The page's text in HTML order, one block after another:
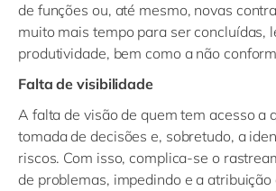
de funções ou, até mesmo, novas
muito mais tempo para ser concluídas,
produtividade, bem como a não
Falta de visibilidade
A falta de visão de quem tem acesso a
tomada de decisões e, sobretudo, a
riscos. Com isso, complica-se o
de problemas, impedindo e a